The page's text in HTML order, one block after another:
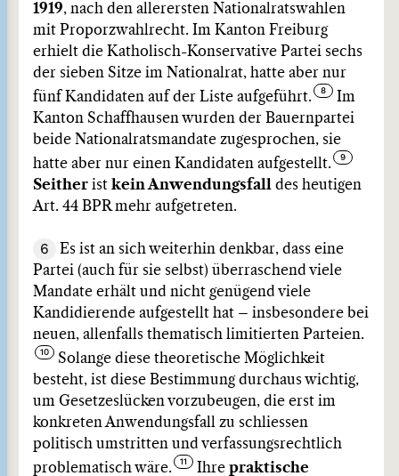
1919, nach den allerersten Nationalratswahlen
mit Proporzwahlrecht. Im Kanton Freiburg
erhielt die Katholisch-Konservative Partei sechs
der sieben Sitze im Nationalrat, hatte aber nur
fünf Kandidaten auf der Liste aufgeführt.
Im
Kanton Schaffhausen wurden der Bauernpartei
beide Nationalratsmandate zugesprochen, sie
hatte aber nur einen Kandidaten aufgestellt.
Seither ist kein Anwendungsfall des heutigen
Art. 44 BPR mehr aufgetreten.
6
Es ist an sich weiterhin denkbar, dass eine
Partei (auch für sie selbst) überraschend viele
Mandate erhält und nicht genügend viele
Kandidierende aufgestellt hat – insbesondere bei
neuen, allenfalls thematisch limitierten Parteien.
Solange diese theoretische Möglichkeit
besteht, ist diese Bestimmung durchaus wichtig,
um Gesetzeslücken vorzubeugen, die erst im
konkreten Anwendungsfall zu schliessen
politisch umstritten und verfassungsrechtlich
problematisch wäre.
Ihre praktische